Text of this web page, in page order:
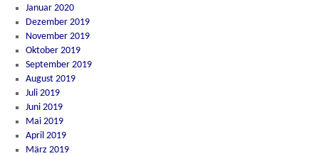
Januar 2020
Dezember 2019
November 2019
Oktober 2019
September 2019
August 2019
Juli 2019
Juni 2019
Mai 2019
April 2019
März 2019